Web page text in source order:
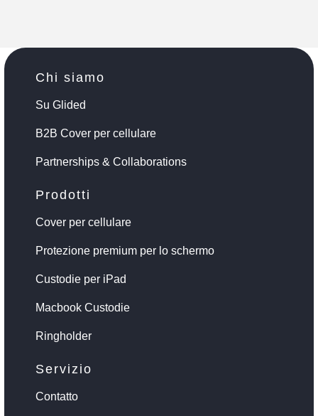
Chi siamo
Su Glided
B2B Cover per cellulare
Partnerships & Collaborations
Prodotti
Cover per cellulare
Protezione premium per lo schermo
Custodie per iPad
Macbook Custodie
Ringholder
Servizio
Contatto